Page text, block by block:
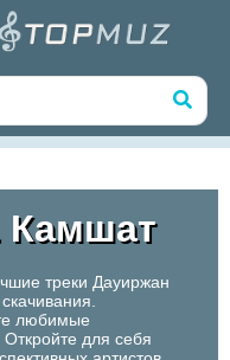
Камшат
треки Дауиржан
любимые
для себя